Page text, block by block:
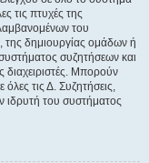
τις πτυχές της
του
δημιουργίας ομάδων ή
συζητήσεων και
διαχειριστές. Μπορούν
τις Δ. Συζητήσεις,
ιδρυτή του συστήματος